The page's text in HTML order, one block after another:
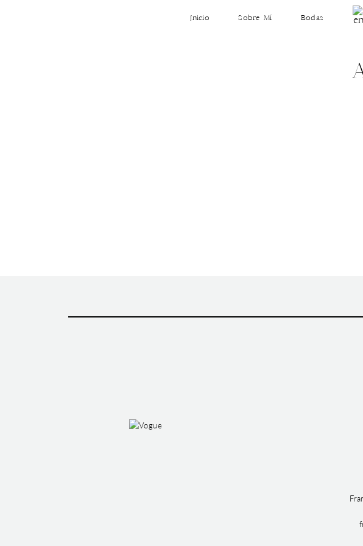
Inicio Sobre Mí Bodas